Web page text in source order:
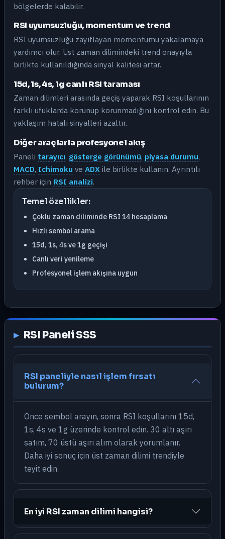
bölgelerde kalabilir.
RSI uyumsuzluğu, momentum ve trend
RSI uyumsuzluğu zayıflayan momentumu yakalamaya
yardımcı olur. Üst zaman dilimindeki trend onayıyla
birlikte kullanıldığında sinyal kalitesi artar.
15d, 1s, 4s, 1g canlı RSI taraması
Zaman dilimleri arasında geçiş yaparak RSI koşullarının
farklı ufuklarda korunup korunmadığını kontrol edin. Bu
yaklaşım hatalı sinyalleri azaltır.
Diğer araçlarla profesyonel akış
Paneli tarayıcı, gösterge görünümü, piyasa durumu,
MACD, Ichimoku ve ADX ile birlikte kullanın. Ayrıntılı
rehber için RSI analizi.
Temel özellikler:
Çoklu zaman diliminde RSI 14 hesaplama
Hızlı sembol arama
15d, 1s, 4s ve 1g geçişi
Canlı veri yenileme
Profesyonel işlem akışına uygun
RSI Paneli SSS
RSI paneliyle nasıl işlem fırsatı
bulurum?
Önce sembol arayın, sonra RSI koşullarını 15d,
1s, 4s ve 1g üzerinde kontrol edin. 30 altı aşırı
satım, 70 üstü aşırı alım olarak yorumlanır.
Daha iyi sonuç için üst zaman dilimi trendiyle
teyit edin.
En iyi RSI zaman dilimi hangisi?